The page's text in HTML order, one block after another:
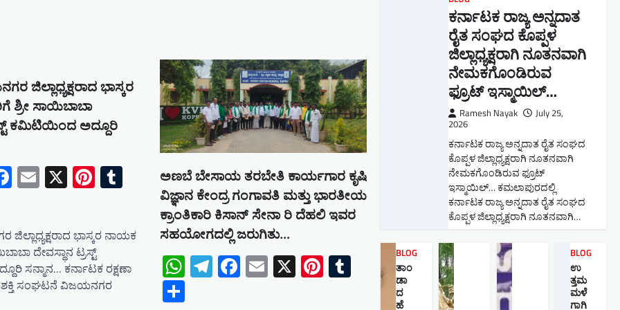
ಜಿಲ್ಲಾಧ್ಯಕ್ಷರಾದ ಭಾಸ್ಕರ
ಶ್ರೀ ಸಾಯಿಬಾಬಾ
ಕಮಿಟಿಯಿಂದ ಅದ್ದೂರಿ
Facebook
Email
X Pinterest
Tumblr
ಭಾಸ್ಕರ ನಾಯಕ
ದೇವಸ್ಥಾನ ಟ್ರಸ್ಟ್
ಸನ್ಮಾನ… ಕರ್ನಾಟಕ ರಕ್ಷಣಾ
ಸಂಘಟನೆ ವಿಜಯನಗರ
ಅಣಬೆ ಬೇಸಾಯ ತರಬೇತಿ ಕಾರ್ಯಗಾರ ಕೃಷಿ
ವಿಜ್ಞಾನ ಕೇಂದ್ರ ಗಂಗಾವತಿ ಮತ್ತು ಭಾರತೀಯ
ಕ್ರಾಂತಿಕಾರಿ ಕಿಸಾನ್ ಸೇನಾ ರಿ ದೆಹಲಿ ಇವರ
ಸಹಯೋಗದಲ್ಲಿ ಜರುಗಿತು…
WhatsApp
Telegram
Facebook
Email
X Pinterest
Tumblr
Share
ಕರ್ನಾಟಕ ರಾಜ್ಯ ಅನ್ನದಾತ
ರೈತ ಸಂಘದ ಕೊಪ್ಪಳ
ಜಿಲ್ಲಾಧ್ಯಕ್ಷರಾಗಿ ನೂತನವಾಗಿ
ನೇಮಕಗೊಂಡಿರುವ
ಫ್ರೂಟ್ ಇಸ್ಮಾಯಿಲ್…
Ramesh Nayak
July 25,
2026
ಕರ್ನಾಟಕ ರಾಜ್ಯ ಅನ್ನದಾತ ರೈತ ಸಂಘದ
ಕೊಪ್ಪಳ ಜಿಲ್ಲಾಧ್ಯಕ್ಷರಾಗಿ ನೂತನವಾಗಿ
ನೇಮಕಗೊಂಡಿರುವ ಫ್ರೂಟ್
ಇಸ್ಮಾಯಿಲ್… ಕಮಲಾಪುರದಲ್ಲಿ
ಕರ್ನಾಟಕ ರಾಜ್ಯ ಅನ್ನದಾತ ರೈತ ಸಂಘದ
ಕೊಪ್ಪಳ ಜಿಲ್ಲಾಧ್ಯಕ್ಷರಾಗಿ ನೂತನವಾಗಿ…
BLOG
ತಾಂ
ಡಾ
ದ
ಹೆ
BLOG
ಉ
ತ್ತಮ
ಮಳೆ
ಗಾಗಿ